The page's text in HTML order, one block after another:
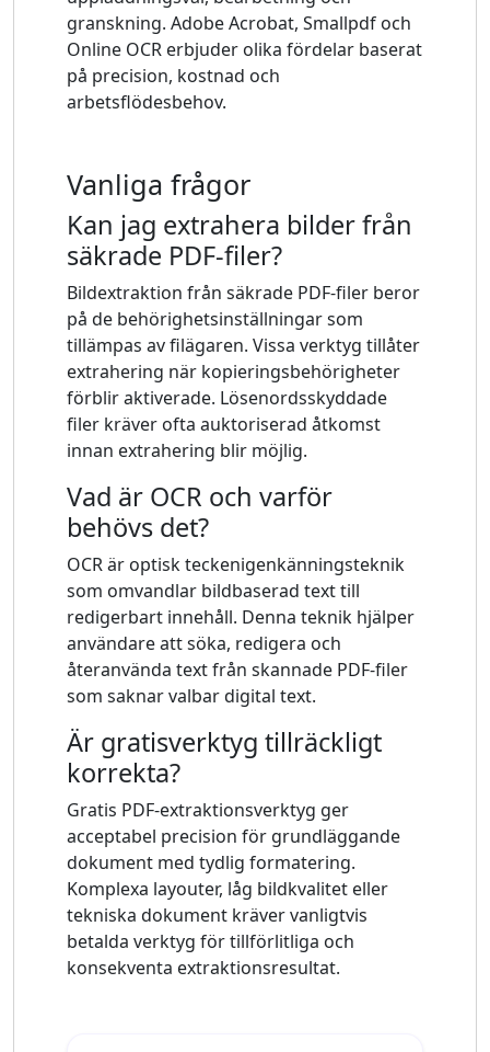
granskning. Adobe Acrobat, Smallpdf och
Online OCR erbjuder olika fördelar baserat
på precision, kostnad och
arbetsflödesbehov.
Vanliga frågor
Kan jag extrahera bilder från
säkrade PDF-filer?
Bildextraktion från säkrade PDF-filer beror
på de behörighetsinställningar som
tillämpas av filägaren. Vissa verktyg tillåter
extrahering när kopieringsbehörigheter
förblir aktiverade. Lösenordsskyddade
filer kräver ofta auktoriserad åtkomst
innan extrahering blir möjlig.
Vad är OCR och varför
behövs det?
OCR är optisk teckenigenkänningsteknik
som omvandlar bildbaserad text till
redigerbart innehåll. Denna teknik hjälper
användare att söka, redigera och
återanvända text från skannade PDF-filer
som saknar valbar digital text.
Är gratisverktyg tillräckligt
korrekta?
Gratis PDF-extraktionsverktyg ger
acceptabel precision för grundläggande
dokument med tydlig formatering.
Komplexa layouter, låg bildkvalitet eller
tekniska dokument kräver vanligtvis
betalda verktyg för tillförlitliga och
konsekventa extraktionsresultat.